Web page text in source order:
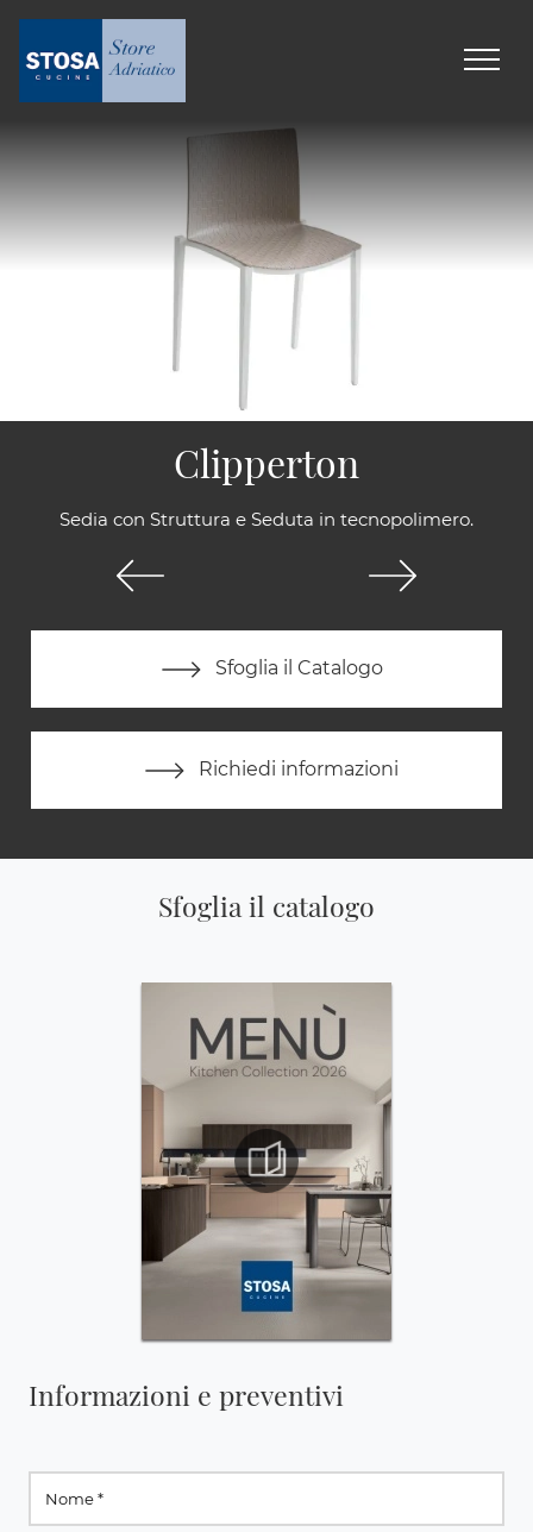
Sedia con Struttura e Seduta in tecnopolimero.
Sfoglia il Catalogo
Richiedi informazioni
Clipperton
Sfoglia il catalogo
Informazioni e preventivi